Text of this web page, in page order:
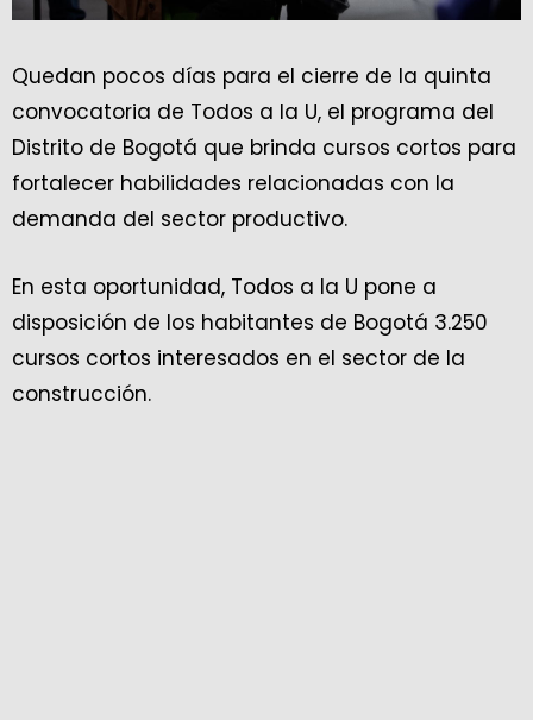
Quedan pocos días para el cierre de la quinta
convocatoria de Todos a la U, el programa del
Distrito de Bogotá que brinda cursos cortos para
fortalecer habilidades relacionadas con la
demanda del sector productivo.
En esta oportunidad, Todos a la U pone a
disposición de los habitantes de Bogotá 3.250
cursos cortos interesados en el sector de la
construcción.